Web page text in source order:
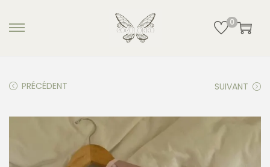
0
PRÉCÉDENT SUIVANT